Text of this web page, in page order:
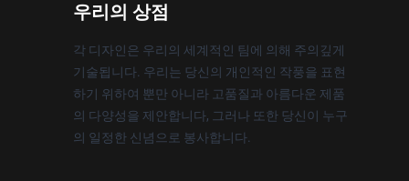
우리의 상점
각 디자인은 우리의 세계적인 팀에 의해 주의깊게
기술됩니다. 우리는 당신의 개인적인 작풍을 표현
하기 위하여 뿐만 아니라 고품질과 아름다운 제품
의 다양성을 제안합니다, 그러나 또한 당신이 누구
의 일정한 신념으로 봉사합니다.